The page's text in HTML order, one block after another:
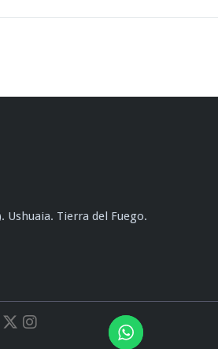
Ushuaia. Tierra del Fuego.